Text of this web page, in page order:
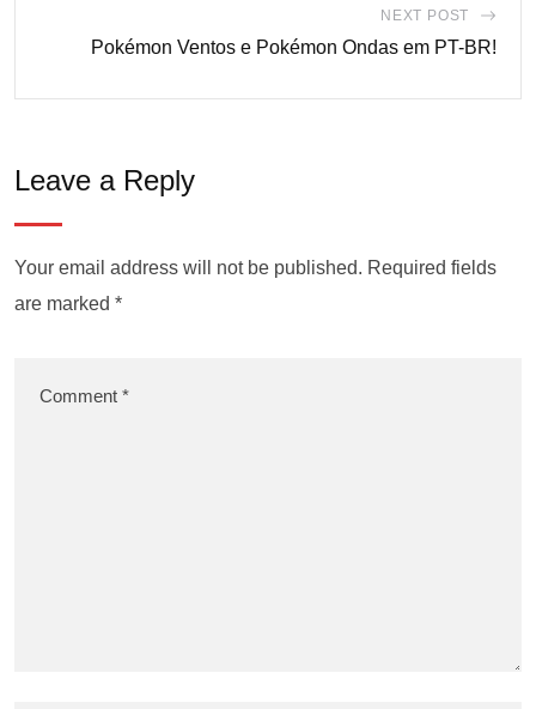
NEXT POST
Pokémon Ventos e Pokémon Ondas em PT-BR!
Leave a Reply
Your email address will not be published. Required fields
are marked *